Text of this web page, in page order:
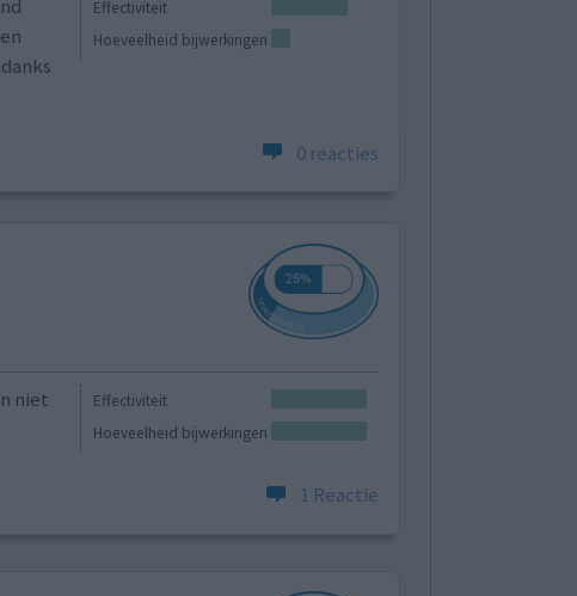
Effectiviteit
Hoeveelheid bijwerkingen
0 reacties
Effectiviteit
Hoeveelheid bijwerkingen
niet
1 Reactie